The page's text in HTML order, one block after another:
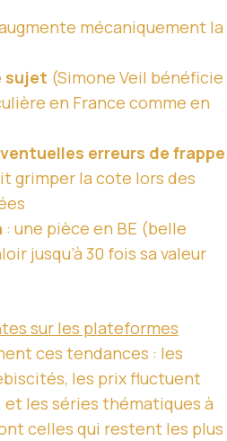
mécaniquement la
sujet (Simone Veil bénéficie
en France comme en
erreurs de frappe
grimper la cote lors des
: une pièce en BE (belle
jusqu’à 30 fois sa valeur
sur les plateformes
ces tendances : les
les prix fluctuent
et les séries thématiques à
celles qui restent les plus